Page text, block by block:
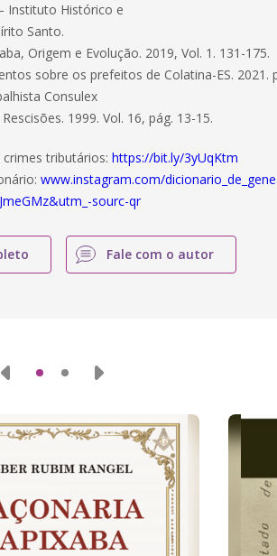
Instituto Histórico e
Santo.
Origem e Evolução. 2019, Vol. 1. 131-175.
sobre os prefeitos de Colatina-ES. 2021.
Consulex
1999. Vol. 16, pág. 13-15.
crimes tributários:https://bit.ly/3yUqKtm
www.instagram.com/
sourc-qr
Fale com o autor